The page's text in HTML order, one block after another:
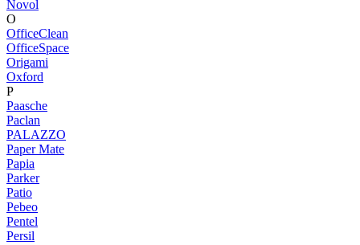
Novol
O
OfficeClean
OfficeSpace
Origami
Oxford
P
Paasche
Paclan
PALAZZO
Paper Mate
Papia
Parker
Patio
Pebeo
Pentel
Persil